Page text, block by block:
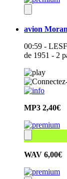
avion
00:59 -
de 1951 - 2
MP3 2,40€
WAV 6,00€